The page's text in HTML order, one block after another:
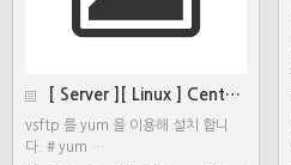
[ Server ][ Linux ] CentOS 7 v…
vsftp 를 yum 을 이용해 설치 합니
다. # yum …